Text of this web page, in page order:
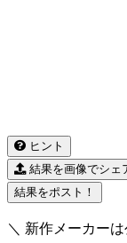
ヒント
結果を画像でシェ
結果をポスト！
＼ 新作メーカー